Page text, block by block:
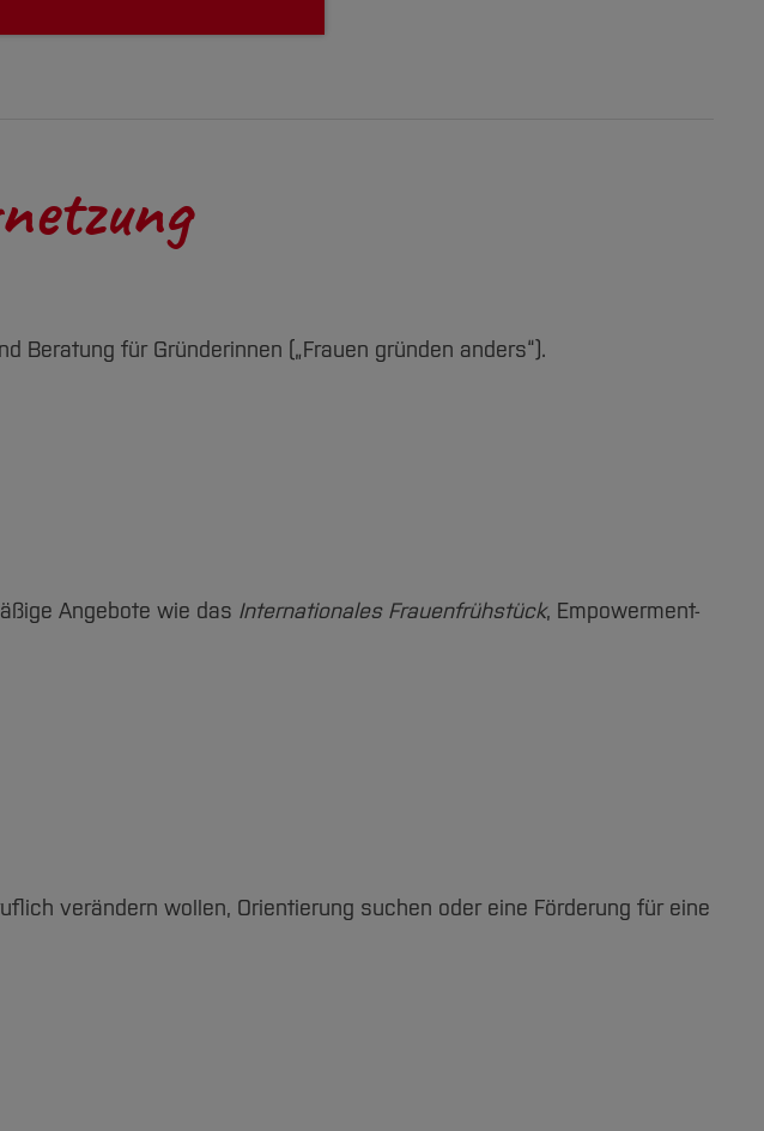
Beratung für Gründerinnen („Frauen gründen anders“).
Angebote wie das Internationales Frauenfrühstück, Empowerment-
verändern wollen, Orientierung suchen oder eine Förderung für eine